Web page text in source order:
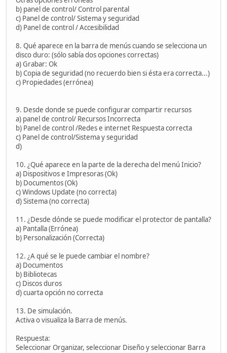
b) panel de control/ Control parental
c) Panel de control/ Sistema y seguridad
d) Panel de control / Accesibilidad
8. Qué aparece en la barra de menús cuando se selecciona un
disco duro: (sólo sabía dos opciones correctas)
a) Grabar: Ok
b) Copia de seguridad (no recuerdo bien si ésta era correcta...)
c) Propiedades (errónea)
9. Desde donde se puede configurar compartir recursos
a) panel de control/ Recursos Incorrecta
b) Panel de control /Redes e internet Respuesta correcta
c) Panel de control/Sistema y seguridad
d)
10. ¿Qué aparece en la parte de la derecha del menú Inicio?
a) Dispositivos e Impresoras (Ok)
b) Documentos (Ok)
c) Windows Update (no correcta)
d) Sistema (no correcta)
11. ¿Desde dónde se puede modificar el protector de pantalla?
a) Pantalla (Errónea)
b) Personalización (Correcta)
12. ¿A qué se le puede cambiar el nombre?
a) Documentos
b) Bibliotecas
c) Discos duros
d) cuarta opción no correcta
13. De simulación.
Activa o visualiza la Barra de menús.
Respuesta:
Seleccionar Organizar, seleccionar Diseño y seleccionar Barra